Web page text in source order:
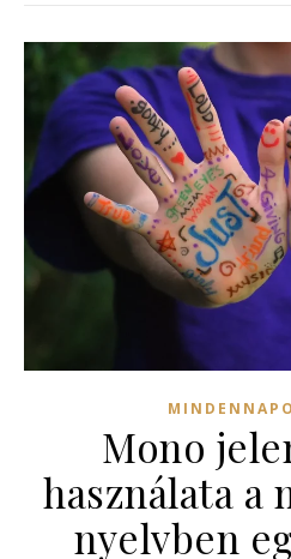
Mono
használata a
nyelvben